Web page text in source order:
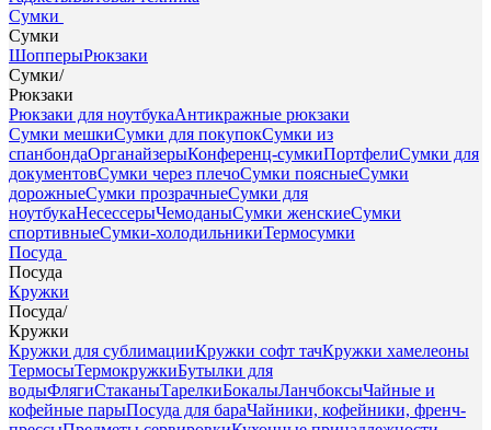
Сумки
Сумки
ШопперыРюкзаки
Сумки/
Рюкзаки
Рюкзаки для ноутбукаАнтикражные рюкзаки
Сумки мешкиСумки для покупокСумки из
спанбондаОрганайзерыКонференц-сумкиПортфелиСумки для
документовСумки через плечоСумки поясныеСумки
дорожныеСумки прозрачныеСумки для
ноутбукаНесессерыЧемоданыСумки женскиеСумки
спортивныеСумки-холодильникиТермосумки
Посуда
Посуда
Кружки
Посуда/
Кружки
Кружки для сублимацииКружки софт тачКружки хамелеоны
ТермосыТермокружкиБутылки для
водыФлягиСтаканыТарелкиБокалыЛанчбоксыЧайные и
кофейные парыПосуда для бараЧайники, кофейники, френч-